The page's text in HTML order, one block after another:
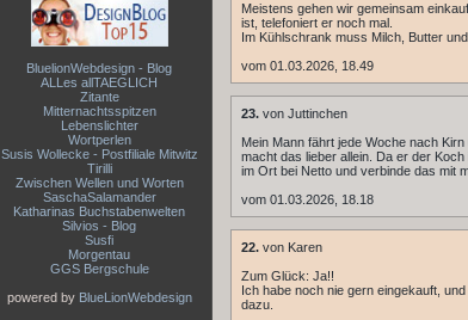
BluelionWebdesign - Blog
ALLes allTAEGLICH
Zitante
Mitternachtsspitzen
Lebenslichter
Wortperlen
Susis Wollecke - Postfiliale Mitwitz
Tirilli
Zwischen Wellen und Worten
SaschaSalamander
Katharinas Buchstabenwelten
Silvios - Blog
Susfi
Morgentau
GGS Bergschule
powered by BlueLionWebdesign
Meistens gehen wir gemeinsam
ist, telefoniert er noch mal.
Im Kühlschrank muss Milch, Butter
vom 01.03.2026, 18.49
23. von Juttinchen
Mein Mann fährt jede Woche nach
macht das lieber allein. Da er der
im Ort bei Netto und verbinde das mit
vom 01.03.2026, 18.18
22. von Karen
Zum Glück: Ja!!
Ich habe noch nie gern eingekauft,
dazu.